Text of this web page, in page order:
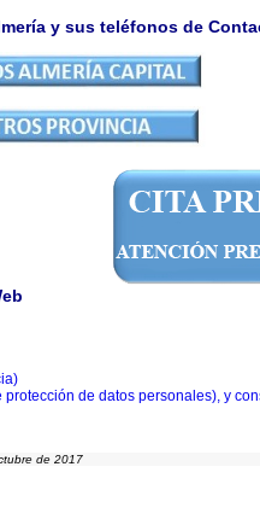
y sus teléfonos de
de datos personales), y
de 2017